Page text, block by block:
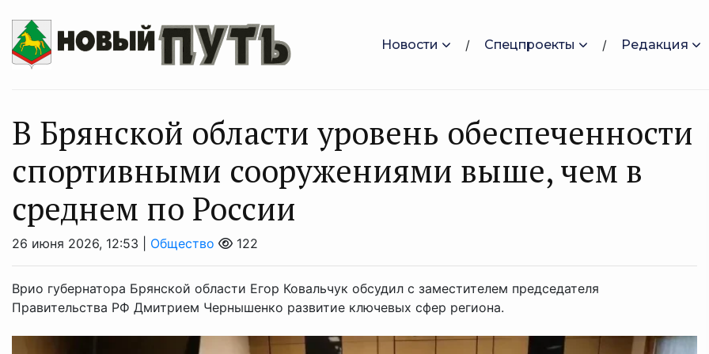
Новости Спецпроекты Редакция
В Брянской области уровень обеспеченности
спортивными сооружениями выше, чем в
среднем по России
26 июня 2026, 12:53 | Общество 122
Врио губернатора Брянской области Егор Ковальчук обсудил с заместителем председателя
Правительства РФ Дмитрием Чернышенко развитие ключевых сфер региона.